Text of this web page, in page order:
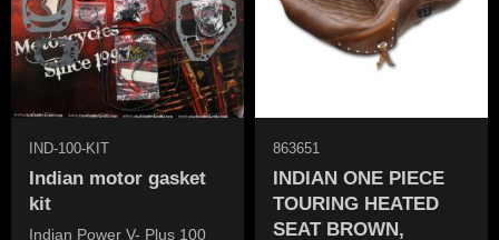
Indian motor gasket
kit
Indian Power V- Plus 100
IND-100-KIT
INDIAN ONE PIECE
TOURING HEATED
SEAT BROWN,
863651